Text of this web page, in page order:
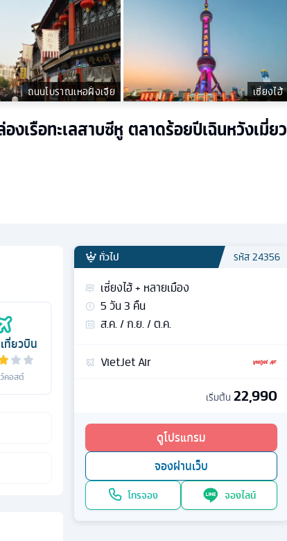
ถนนโบราณเหอฝั่งเจีย เซี่ยงไฮ้
เรือทะเลสาบซีหู ตลาดร้อยปีเฉินหวังเมี่ยว
ที่ยวบิน
คอสต์
ทั่วไป รหัส24356
เซี่ยงไฮ้ + หลายเมือง
5วัน3 คืน
ส.ค. / ก.ย. / ต.ค.
VietJet Air
เริ่มต้น 22,990
ดูโปรแกรม
จองผ่านเว็บ
โทรจอง จองไลน์